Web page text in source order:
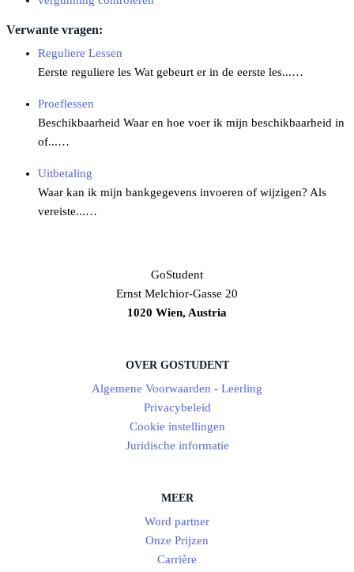
Verwante vragen:
Reguliere Lessen
Eerste reguliere les Wat gebeurt er in de eerste les...…
Proeflessen
Beschikbaarheid Waar en hoe voer ik mijn beschikbaarheid in
of...…
Uitbetaling
Waar kan ik mijn bankgegevens invoeren of wijzigen? Als
vereiste...…
GoStudent
Ernst Melchior-Gasse 20
1020 Wien, Austria
OVER GOSTUDENT
Algemene Voorwaarden - Leerling
Privacybeleid
Cookie instellingen
Juridische informatie
MEER
Word partner
Onze Prijzen
Carrière